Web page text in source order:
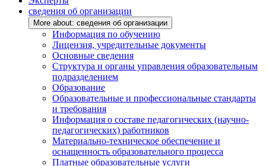
сведения об организации
More about: сведения об организации
Информация по обучению
Лицензия, учредительные документы
Основные сведения
Структура и органы управления образовательным
подразделением
Образование
Образовательные и профессиональные стандарты
и требования
Информация о составе педагогических (научно-
педагогических) работников
Материально-техническое обеспечение и
оснащенность образовательного процесса
Платные образовательные услуги